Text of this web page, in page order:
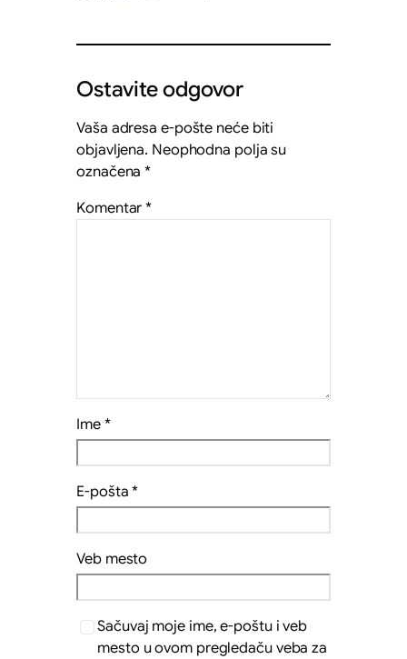
Ostavite odgovor
Vaša adresa e-pošte neće biti
objavljena. Neophodna polja su
označena*
Komentar*
Ime *
E-pošta*
Veb mesto
Sačuvaj moje ime, e-poštu i veb
mesto u ovom pregledaču veba za